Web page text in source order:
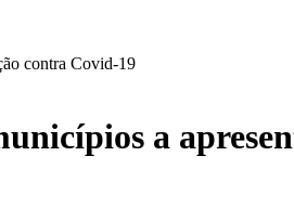
contra Covid-19
a